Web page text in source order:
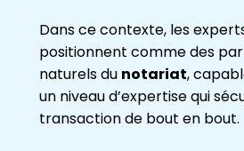
Dans ce contexte, les
positionnent comme des
naturels du notariat,
un niveau d’expertise qui
transaction de bout en bout.